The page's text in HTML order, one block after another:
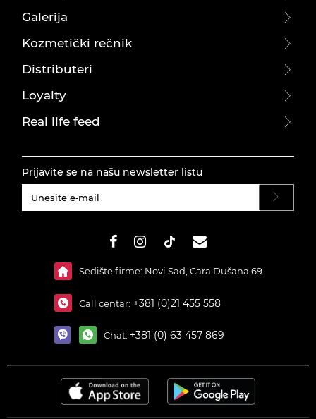
Galerija
Kozmetički rečnik
Distributeri
Loyalty
Real life feed
Prijavite se na našu newsletter listu
Sedište firme: Novi Sad, Cara Dušana 69
Call centar: +381 (0)21 455 558
Chat: +381 (0) 63 457 869